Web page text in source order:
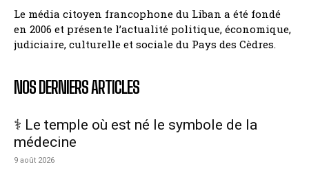
Le média citoyen francophone du Liban a été fondé
en 2006 et présente l’actualité politique, économique,
judiciaire, culturelle et sociale du Pays des Cèdres.
NOS DERNIERS ARTICLES
⚕️ Le temple où est né le symbole de la
médecine
9 août 2026